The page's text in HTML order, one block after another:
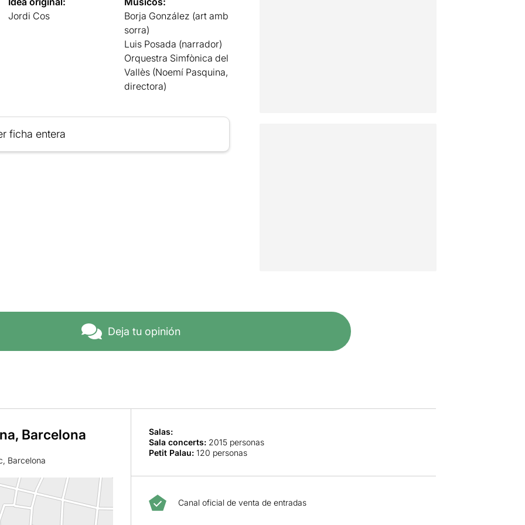
Jordi Cos
Borja González (art amb
sorra)
Luis Posada (narrador)
Orquestra Simfònica del
Vallès (Noemí Pasquina,
directora)
ficha entera
Deja tu opinión
Barcelona
Barcelona
Salas:
Sala concerts: 2015 personas
Petit Palau: 120 personas
Canal oficial de venta de entradas